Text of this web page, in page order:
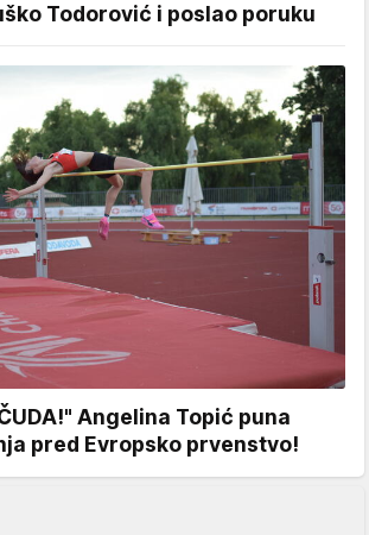
Todorović i poslao poruku
Angelina Topić puna
pred Evropsko prvenstvo!